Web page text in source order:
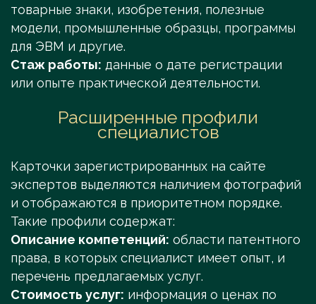
товарные знаки, изобретения, полезные
модели, промышленные образцы, программы
для ЭВМ и другие.
Стаж работы: данные о дате регистрации
или опыте практической деятельности.
Расширенные профили
специалистов
Карточки зарегистрированных на сайте
экспертов выделяются наличием фотографий
и отображаются в приоритетном порядке.
Такие профили содержат:
Описание компетенций: области патентного
права, в которых специалист имеет опыт, и
перечень предлагаемых услуг.
Стоимость услуг: информация о ценах по